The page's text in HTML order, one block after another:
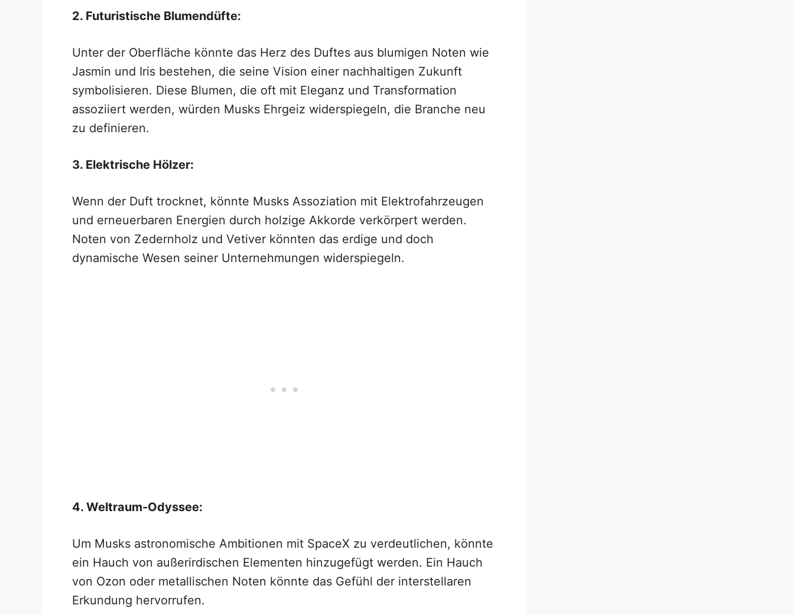
2. Futuristische Blumendüfte:
Unter der Oberfläche könnte das Herz des Duftes aus blumigen Noten wie
Jasmin und Iris bestehen, die seine Vision einer nachhaltigen Zukunft
symbolisieren. Diese Blumen, die oft mit Eleganz und Transformation
assoziiert werden, würden Musks Ehrgeiz widerspiegeln, die Branche neu
zu definieren.
3. Elektrische Hölzer:
Wenn der Duft trocknet, könnte Musks Assoziation mit Elektrofahrzeugen
und erneuerbaren Energien durch holzige Akkorde verkörpert werden.
Noten von Zedernholz und Vetiver könnten das erdige und doch
dynamische Wesen seiner Unternehmungen widerspiegeln.
4. Weltraum-Odyssee:
Um Musks astronomische Ambitionen mit SpaceX zu verdeutlichen, könnte
ein Hauch von außerirdischen Elementen hinzugefügt werden. Ein Hauch
von Ozon oder metallischen Noten könnte das Gefühl der interstellaren
Erkundung hervorrufen.